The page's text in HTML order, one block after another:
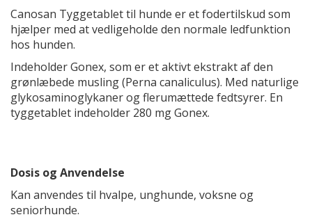
Canosan Tyggetablet til hunde er et fodertilskud som
hjælper med at vedligeholde den normale ledfunktion
hos hunden.
Indeholder Gonex, som er et aktivt ekstrakt af den
grønlæbede musling (Perna canaliculus). Med naturlige
glykosaminoglykaner og flerumættede fedtsyrer. En
tyggetablet indeholder 280 mg Gonex.
Dosis og Anvendelse
Kan anvendes til hvalpe, unghunde, voksne og
seniorhunde.